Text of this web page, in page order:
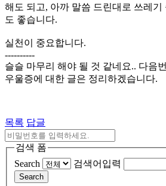
해도 되고, 아까 말씀 드린대로 쓰레기
도 좋습니다.
실천이 중요합니다.
----------
슬슬 마무리 해야 될 것 같네요.. 다음
우울증에 대한 글은 정리하겠습니다.
목록 답글
검색 폼
Search
검색어입력
Search